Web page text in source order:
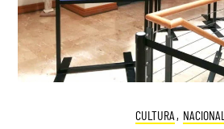
CULTURA , NACIONAL